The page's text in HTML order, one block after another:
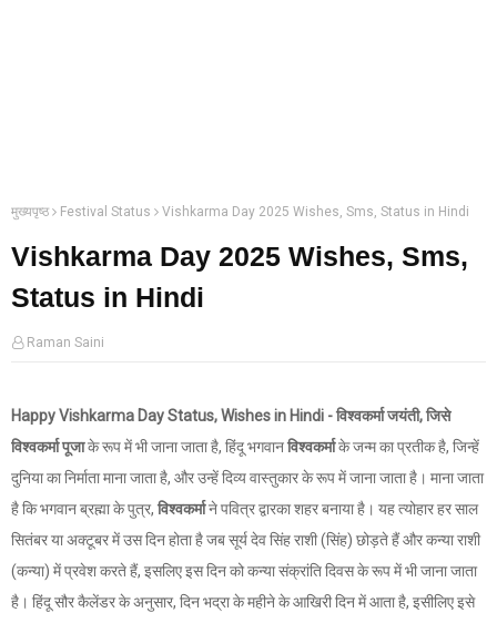
मुख्यपृष्ठ Festival Status Vishkarma Day 2025 Wishes, Sms, Status in Hindi
Vishkarma Day 2025 Wishes, Sms,
Status in Hindi
Raman Saini
Happy Vishkarma Day Status, Wishes in Hindi - विश्वकर्मा जयंती, जिसे
विश्वकर्मा पूजाके रूप में भी जाना जाता है, हिंदू भगवानविश्वकर्माके जन्म का प्रतीक है, जिन्हें
दुनिया का निर्माता माना जाता है, और उन्हें दिव्य वास्तुकार के रूप में जाना जाता है। माना जाता
है कि भगवान ब्रह्मा के पुत्र, विश्वकर्माने पवित्र द्वारका शहर बनाया है। यह त्योहार हर साल
सितंबर या अक्टूबर में उस दिन होता है जब सूर्य देव सिंह राशी (सिंह) छोड़ते हैं और कन्या राशी
(कन्या) में प्रवेश करते हैं, इसलिए इस दिन को कन्या संक्रांति दिवस के रूप में भी जाना जाता
है। हिंदू सौर कैलेंडर के अनुसार, दिन भद्रा के महीने के आखिरी दिन में आता है, इसीलिए इसे